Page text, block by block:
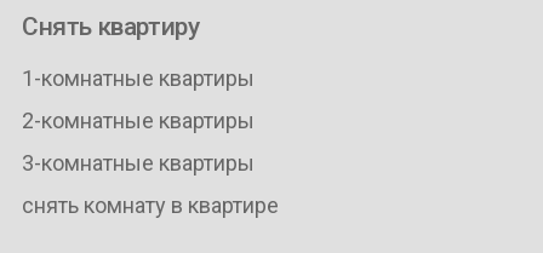
Снять квартиру
1-комнатные квартиры
2-комнатные квартиры
3-комнатные квартиры
снять комнату в квартире